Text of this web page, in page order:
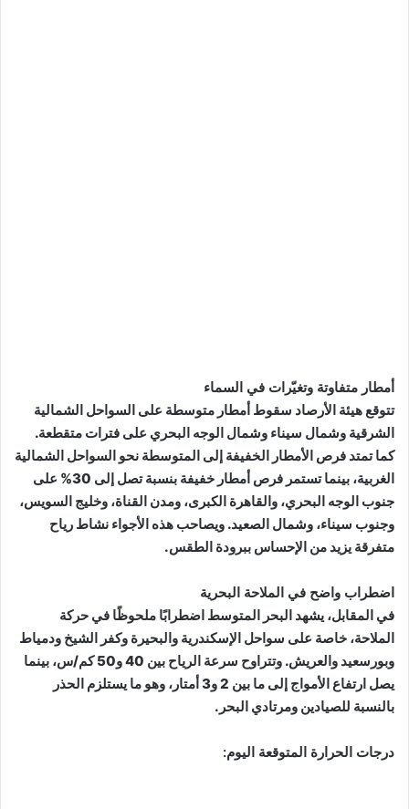
أمطار متفاوتة وتغيّرات في السماء
تتوقع هيئة الأرصاد سقوط أمطار متوسطة على السواحل الشمالية
الشرقية وشمال سيناء وشمال الوجه البحري على فترات متقطعة.
كما تمتد فرص الأمطار الخفيفة إلى المتوسطة نحو السواحل الشمالية
الغربية، بينما تستمر فرص أمطار خفيفة بنسبة تصل إلى 30% على
جنوب الوجه البحري، والقاهرة الكبرى، ومدن القناة، وخليج السويس،
وجنوب سيناء، وشمال الصعيد. ويصاحب هذه الأجواء نشاط رياح
متفرقة يزيد من الإحساس ببرودة الطقس.
اضطراب واضح في الملاحة البحرية
في المقابل، يشهد البحر المتوسط اضطرابًا ملحوظًا في حركة
الملاحة، خاصة على سواحل الإسكندرية والبحيرة وكفر الشيخ ودمياط
وبورسعيد والعريش. وتتراوح سرعة الرياح بين 40 و50 كم/س، بينما
يصل ارتفاع الأمواج إلى ما بين 2 و3 أمتار، وهو ما يستلزم الحذر
بالنسبة للصيادين ومرتادي البحر.
درجات الحرارة المتوقعة اليوم: